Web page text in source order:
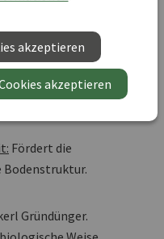
Nährstoffverluste.
unerwünschte
Fördert die
Bodenstruktur.
Gründünger.
akzeptieren
akzeptieren